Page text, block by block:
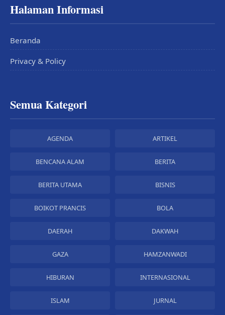
Halaman Informasi
Beranda
Privacy & Policy
Semua Kategori
AGENDA ARTIKEL
BENCANA ALAM BERITA
BERITA UTAMA BISNIS
BOIKOT PRANCIS BOLA
DAERAH DAKWAH
GAZA HAMZANWADI
HIBURAN INTERNASIONAL
ISLAM JURNAL